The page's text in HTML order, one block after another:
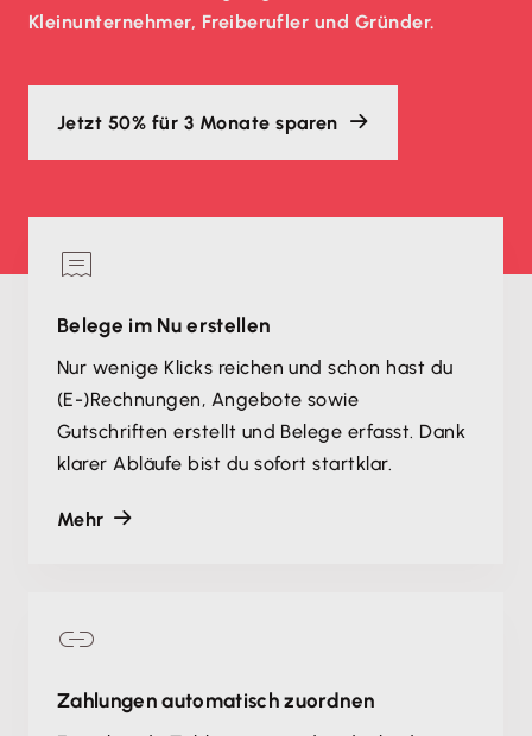
Kleinunternehmer, Freiberufler und Gründer.
Jetzt 50% für 3 Monate sparen
Belege im Nu erstellen
Nur wenige Klicks reichen und schon hast du
(E-)Rechnungen, Angebote sowie
Gutschriften erstellt und Belege erfasst. Dank
klarer Abläufe bist du sofort startklar.
Mehr
Zahlungen automatisch zuordnen